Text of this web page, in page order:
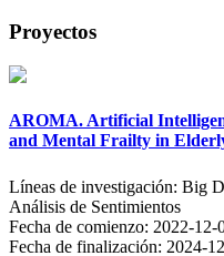
Proyectos
AROMA. Artificial
and Mental Frailty in
Líneas de investigación: Big
Análisis de Sentimientos
Fecha de comienzo: 2022-12-
Fecha de finalización: 2024-